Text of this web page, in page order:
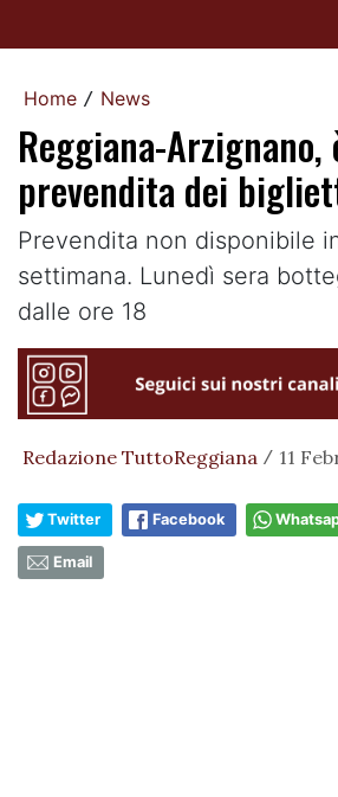
Home / News
Reggiana-
prevendita dei
Prevendita non disponibile
settimana. Lunedì sera
dalle ore 18
Redazione TuttoReggiana / 11
Twitter Facebook
Email